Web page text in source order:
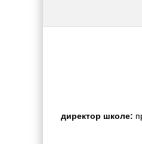
директор школе: